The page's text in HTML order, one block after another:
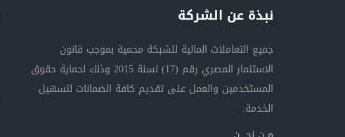
نبذة عن الشركة
جميع التعاملات المالية للشبكة محمية بموجب قانون
الاستثمار المصري رقم (17) لسنة 2015 وذلك لحماية حقوق
المستخدمين والعمل على تقديم كافة الضمانات لتسهيل
الخدمة.